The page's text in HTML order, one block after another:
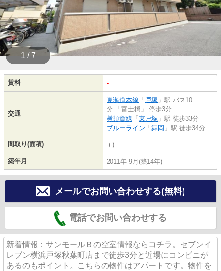
1 / 7
賃料 -
交通
東海道本線 「 戸塚 」駅 バス10
分 「富士橋」 停歩3分
横須賀線 「 東戸塚 」駅 徒歩33分
ブルーライン 「 舞岡 」駅 徒歩34分
間取り(面積) -(-)
築年月 2011年 9月(築14年)
メールでお問い合わせする(無料)
電話でお問い合わせする
新着情報：サンモールＢの空室情報ならコチラ。セブンイ
レブン横浜戸塚秋葉町店まで徒歩3分と近場にコンビニが
あるのもポイント。こちらの物件はアパートです。物件を